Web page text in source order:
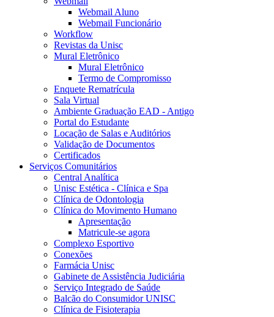
Webmail Aluno
Webmail Funcionário
Workflow
Revistas da Unisc
Mural Eletrônico
Mural Eletrônico
Termo de Compromisso
Enquete Rematrícula
Sala Virtual
Ambiente Graduação EAD - Antigo
Portal do Estudante
Locação de Salas e Auditórios
Validação de Documentos
Certificados
Serviços Comunitários
Central Analítica
Unisc Estética - Clínica e Spa
Clínica de Odontologia
Clínica do Movimento Humano
Apresentação
Matricule-se agora
Complexo Esportivo
Conexões
Farmácia Unisc
Gabinete de Assistência Judiciária
Serviço Integrado de Saúde
Balcão do Consumidor UNISC
Clínica de Fisioterapia